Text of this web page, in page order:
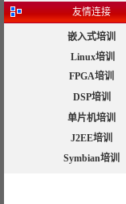
友情连接
嵌入式培训
Linux培训
FPGA培训
DSP培训
单片机培训
J2EE培训
Symbian培训